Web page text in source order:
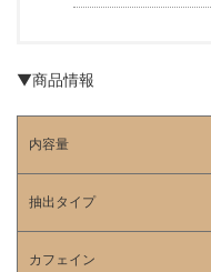
▼商品情報
内容量
抽出タイプ
カフェイン